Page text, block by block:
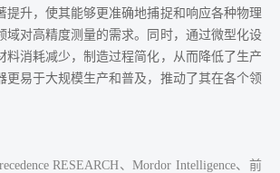
提升，使其能够更准确地捕捉和响应各种物理
域对高精度测量的需求。同时，通过微型化设
料消耗减少，制造过程简化，从而降低了生产
更易于大规模生产和普及，推动了其在各个领
RESEARCH、Mordor Intelligence、前